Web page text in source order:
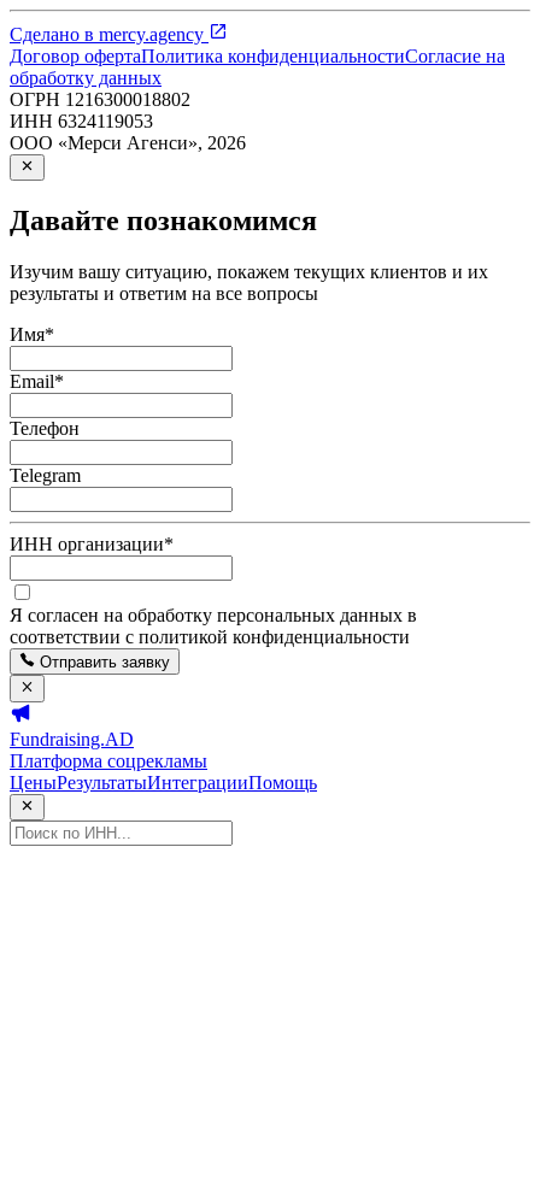
Сделано в mercy.agency
Договор офертаПолитика конфиденциальностиСогласие на
обработку данных
ОГРН 1216300018802
ИНН 6324119053
ООО «Мерси Агенси», 2026
Давайте познакомимся
Изучим вашу ситуацию, покажем текущих клиентов и их
результаты и ответим на все вопросы
Имя*
Email*
Телефон
Telegram
ИНН организации*
Я согласен на обработку персональных данных в
соответствии с политикой конфиденциальности
Отправить заявку
Fundraising.AD
Платформа соцрекламы
ЦеныРезультатыИнтеграцииПомощь